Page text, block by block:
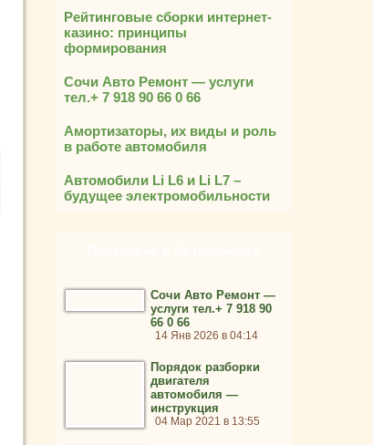
Рейтинговые сборки интернет-
казино: принципы
формирования
Сочи Авто Ремонт — услуги
тел.+ 7 918 90 66 0 66
Амортизаторы, их виды и роль
в работе автомобиля
Автомобили Li L6 и Li L7 –
будущее электромобильности
Сочи Авто Ремонт —
услуги тел.+ 7 918 90
66 0 66
14 Янв 2026 в 04:14
Порядок разборки
двигателя
автомобиля —
инструкция
04 Мар 2021 в 13:55